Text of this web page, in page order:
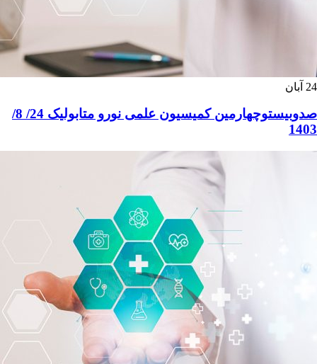
24 آبان
صدوبیستوچهارمین کمیسیون علمی نورو متابولیک 24/ 8/
1403